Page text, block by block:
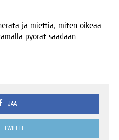
ja miet­tiä, miten oike­aa
pyö­rät saa­daan
JAA
TWIITTI